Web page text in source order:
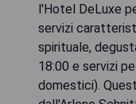
l'Hotel DeLuxe
servizi
spirituale,
18:00 e servizi
domestici).